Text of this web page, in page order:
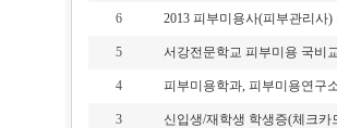
6
2013 피부미용사(피부관리사
5 서강전문학교 피부미용 국비
4 피부미용학과, 피부미용연구
3 신입생/재학생 학생증(체크카